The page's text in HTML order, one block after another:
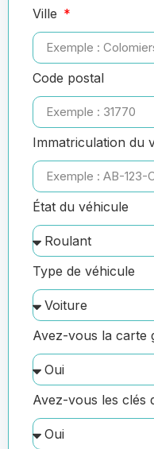
Ville
Code postal
Immatriculation du
État du véhicule
Type de véhicule
Avez-vous la carte
Avez-vous les clés